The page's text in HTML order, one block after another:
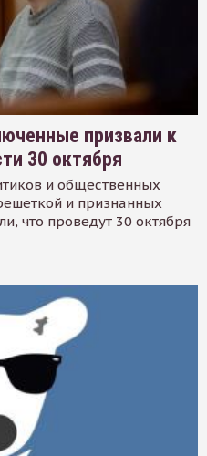
призвали к
30 октября
и общественных
и признанных
что проведут 30 октября